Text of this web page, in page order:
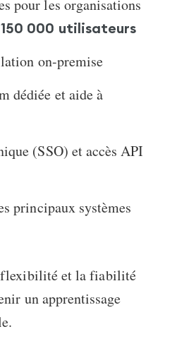
pour les organisations
150 000 utilisateurs
on-premise
dédiée et aide à
(SSO) et accès API
principaux systèmes
et la fiabilité
un apprentissage